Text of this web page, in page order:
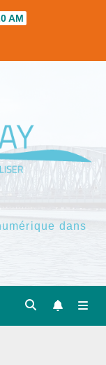
AM
dans